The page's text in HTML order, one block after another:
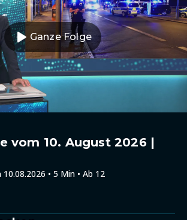
Ganze Folge
vom 10. August 2026 |
• 5 Min • Ab 12